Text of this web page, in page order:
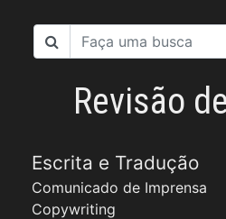
Revisão
Escrita e Tradução
Comunicado de Imprensa
Copywriting